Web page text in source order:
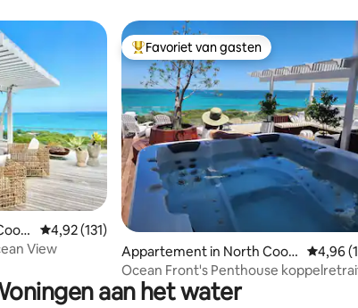
202 recensies
Gemiddelde beoordeling van 4,92 uit 5, 131
4,92 (131)
View
Topfavoriet van gasten
Favoriet van gasten
Appartement in North Coog
ee
4,96
Ocean Front's Penthouse
aan het water